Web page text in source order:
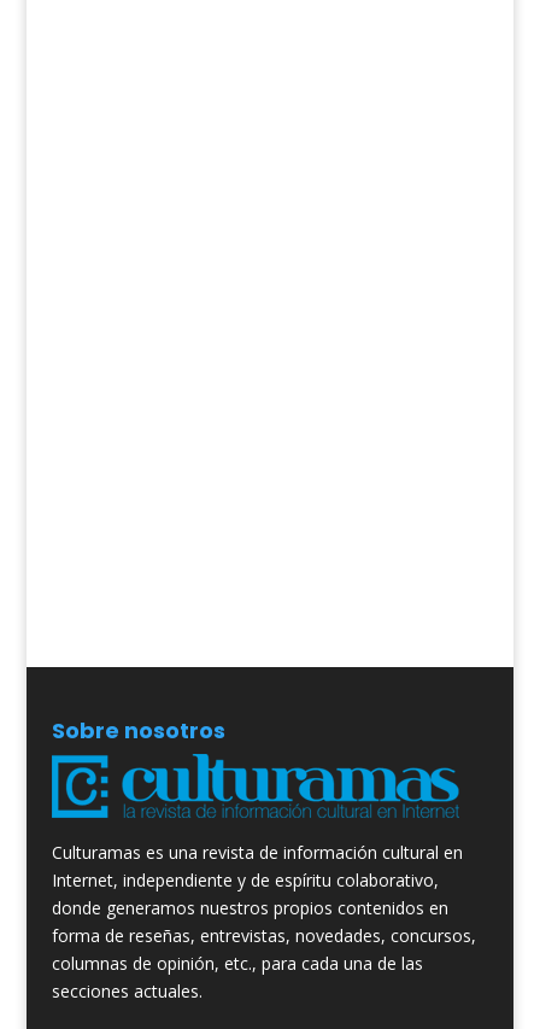
Sobre nosotros
Culturamas es una revista de información cultural en
Internet, independiente y de espíritu colaborativo,
donde generamos nuestros propios contenidos en
forma de reseñas, entrevistas, novedades, concursos,
columnas de opinión, etc., para cada una de las
secciones actuales.